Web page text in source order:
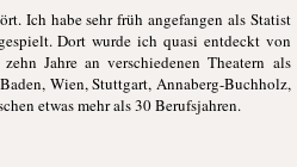
Ich habe sehr früh angefangen als Statist
Dort wurde ich quasi entdeckt von
Jahre an verschiedenen Theatern als
Wien, Stuttgart, Annaberg-Buchholz,
etwas mehr als 30 Berufsjahren.